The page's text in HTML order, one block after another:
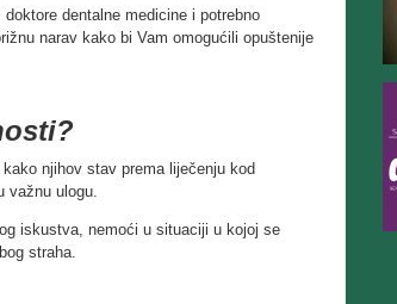
dentalne medicine i potrebno
narav kako bi Vam omogućili opuštenije
njihov stav prema liječenju kod
važnu ulogu.
iskustva, nemoći u situaciji u kojoj se
straha.